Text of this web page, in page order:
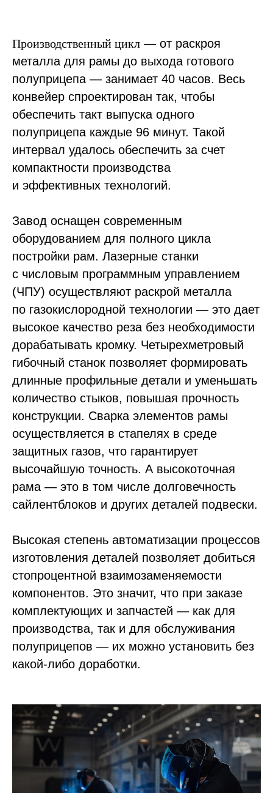
Производственный цикл — от раскроя
металла для рамы до выхода готового
полуприцепа — занимает 40 часов. Весь
конвейер спроектирован так, чтобы
обеспечить такт выпуска одного
полуприцепа каждые 96 минут. Такой
интервал удалось обеспечить за счет
компактности производства
и эффективных технологий.
Завод оснащен современным
оборудованием для полного цикла
постройки рам. Лазерные станки
с числовым программным управлением
(ЧПУ) осуществляют раскрой металла
по газокислородной технологии — это дает
высокое качество реза без необходимости
дорабатывать кромку. Четырехметровый
гибочный станок позволяет формировать
длинные профильные детали и уменьшать
количество стыков, повышая прочность
конструкции. Сварка элементов рамы
осуществляется в стапелях в среде
защитных газов, что гарантирует
высочайшую точность. А высокоточная
рама — это в том числе долговечность
сайлентблоков и других деталей подвески.
Высокая степень автоматизации процессов
изготовления деталей позволяет добиться
стопроцентной взаимозаменяемости
компонентов. Это значит, что при заказе
комплектующих и запчастей — как для
производства, так и для обслуживания
полуприцепов — их можно установить без
какой-либо доработки.